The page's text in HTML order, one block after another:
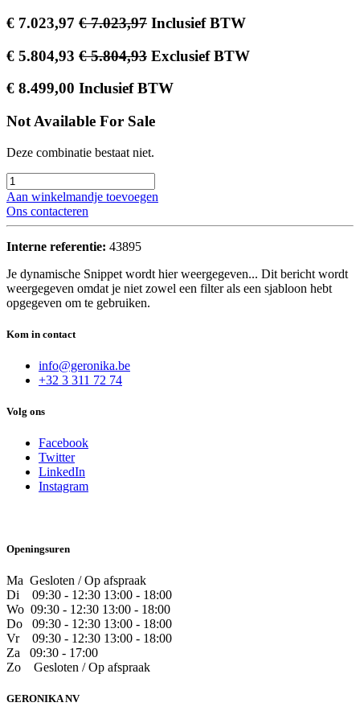
€ 7.023,97 €7.023,97 Inclusief BTW
€ 5.804,93 €5.804,93 Exclusief BTW
€ 8.499,00 Inclusief BTW
Not Available For Sale
Deze combinatie bestaat niet.
Aan winkelmandje toevoegen
Ons contacteren
Interne referentie: 43895
Je dynamische Snippet wordt hier weergegeven... Dit bericht wordt
weergegeven omdat je niet zowel een filter als een sjabloon hebt
opgegeven om te gebruiken.
Kom in contact
info@geronika.be
+32 3 311 72 74
Volg ons
Facebook
Twitter
LinkedIn
Instagram
Openingsuren
Ma Gesloten / Op afspraak
Di 09:30 - 12:30 13:00 - 18:00
Wo 09:30 - 12:30 13:00 - 18:00
Do ​09:30 - 12:30 13:00 - 18:00
Vr ​09:30 - 12:30 13:00 - 18:00
Za 09:30 - 17:00
Zo
​Gesloten / Op afspraak
GERONIKA NV